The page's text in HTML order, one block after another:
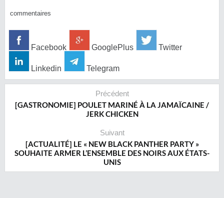
commentaires
Facebook GooglePlus Twitter
Linkedin Telegram
Précédent
[GASTRONOMIE] POULET MARINÉ À LA JAMAÏCAINE /
JERK CHICKEN
Suivant
[ACTUALITÉ] LE « NEW BLACK PANTHER PARTY »
SOUHAITE ARMER L’ENSEMBLE DES NOIRS AUX ÉTATS-
UNIS